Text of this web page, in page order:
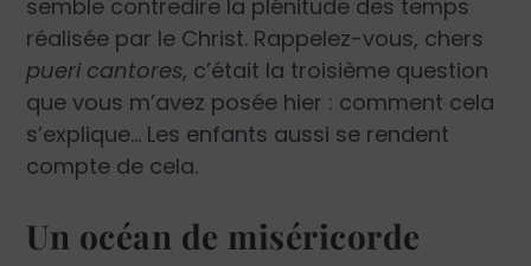
semble contredire la plénitude des temps
réalisée par le Christ. Rappelez-vous, chers
pueri cantores, c’était la troisième question
que vous m’avez posée hier : comment cela
s’explique… Les enfants aussi se rendent
compte de cela.
Un océan de miséricorde